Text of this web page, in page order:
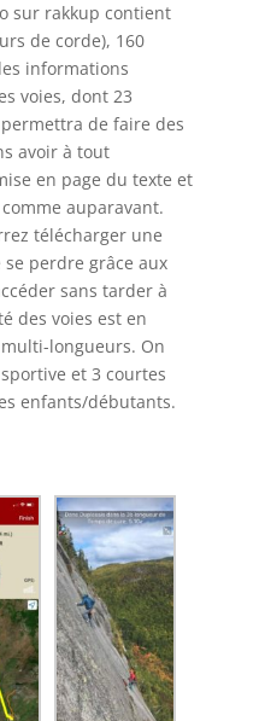
sur rakkup contient
de corde), 160
informations
voies, dont 23
de faire des
avoir à tout
en page du texte et
auparavant.
télécharger une
perdre grâce aux
sans tarder à
des voies est en
longueurs. On
et 3 courtes
enfants/débutants.